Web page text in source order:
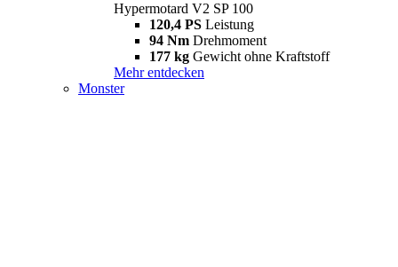
Hypermotard V2 SP 100
120,4 PS Leistung
94 Nm Drehmoment
177 kg Gewicht ohne Kraftstoff
Mehr entdecken
Monster